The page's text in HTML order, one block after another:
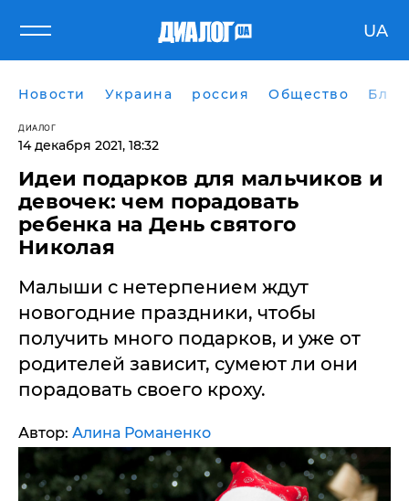
UA
Новости Украина россия Общество
ДИАЛОГ
14 декабря 2021, 18:32
Идеи подарков для мальчиков и
девочек: чем порадовать
ребенка на День святого
Николая
Малыши с нетерпением ждут
новогодние праздники, чтобы
получить много подарков, и уже от
родителей зависит, сумеют ли они
порадовать своего кроху.
Автор: Алина Романенко